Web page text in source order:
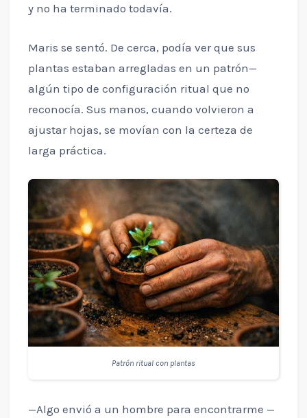
y no ha terminado todavía.
Maris se sentó. De cerca, podía ver que sus
plantas estaban arregladas en un patrón—
algún tipo de configuración ritual que no
reconocía. Sus manos, cuando volvieron a
ajustar hojas, se movían con la certeza de
larga práctica.
Patrón ritual con plantas
—Algo envió a un hombre para encontrarme —